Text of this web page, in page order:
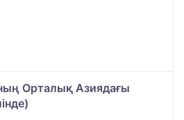
Орталық Азиядағы